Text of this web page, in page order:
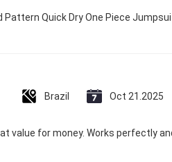
Pattern Quick Dry One Piece
Brazil Oct 21.2025
value for money. Works perfectly